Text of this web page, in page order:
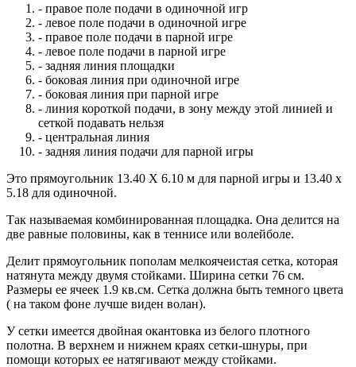
- правое поле подачи в одиночной игр
- левое поле подачи в одиночной игре
- правое поле подачи в парной игре
- левое поле подачи в парной игре
- задняя линия площадки
- боковая линия при одиночной игре
- боковая линия при парной игре
- линия короткой подачи, в зону между этой линией и
сеткой подавать нельзя
- центральная линия
- задняя линия подачи для парной игры
Это прямоугольник 13.40 Х 6.10 м для парной игры и 13.40 х
5.18 для одиночной.
Так называемая комбинированная площадка. Она делится на
две равные половины, как в теннисе или волейболе.
Делит прямоугольник пополам мелкоячеистая сетка, которая
натянута между двумя стойками. Ширина сетки 76 см.
Размеры ее ячеек 1.9 кв.см. Сетка должна быть темного цвета
( на таком фоне лучше виден волан).
У сетки имеется двойная окантовка из белого плотного
полотна. В верхнем и нижнем краях сетки-шнуры, при
помощи которых ее натягивают между стойками.